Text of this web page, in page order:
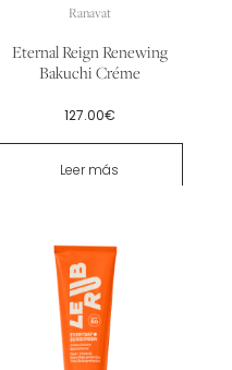
Ranavat
Eternal Reign Renewing
Bakuchi Créme
127.00€
Leer más